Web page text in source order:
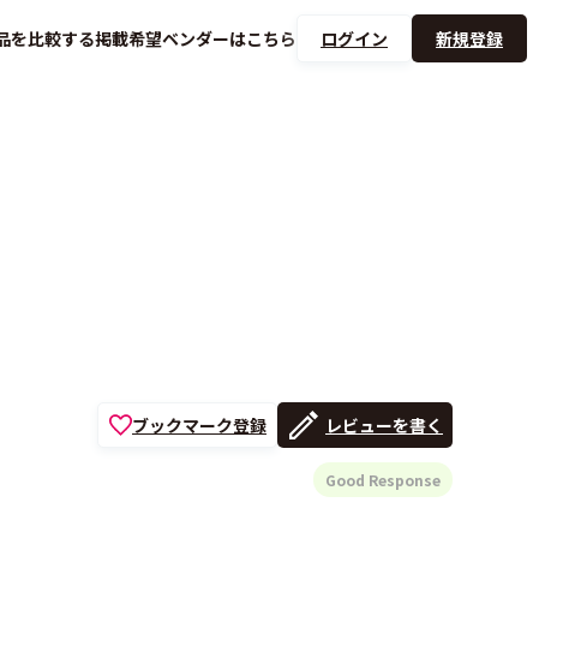
を比較する掲載希望ベンダーはこちら ログイン 新規登録
ブックマーク登録 レビューを書く
Good Response